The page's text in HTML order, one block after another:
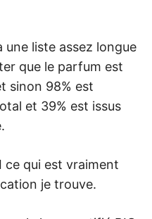
une liste assez longue
que le parfum est
sinon 98% est
et 39% est issus
ce qui est vraiment
je trouve.